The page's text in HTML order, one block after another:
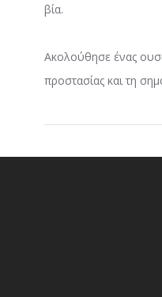
βία.
Ακολούθησε ένας
προστασίας και τη